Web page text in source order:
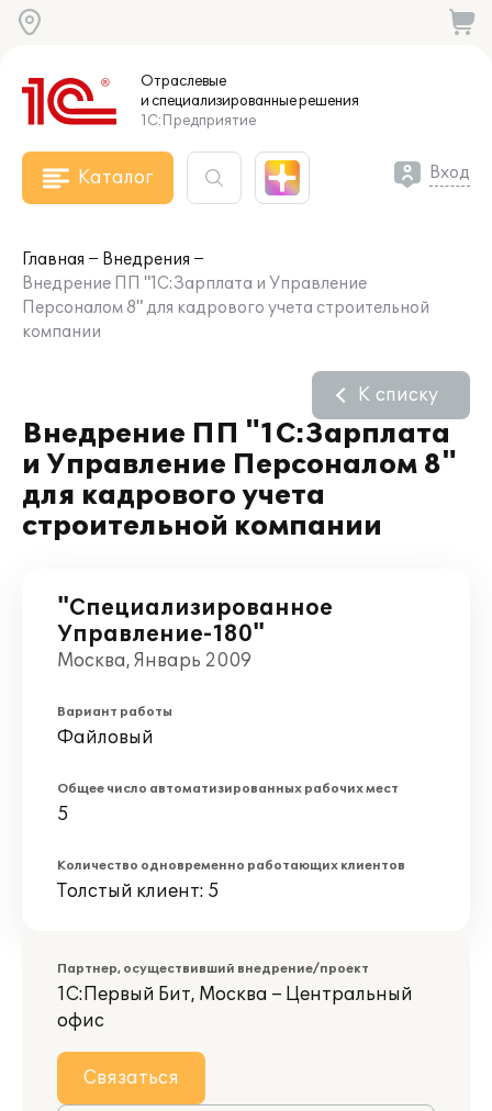
Отраслевые
и специализированныерешения
1С:Предприятие
Каталог Вход
Главная
Внедрения
Внедрение ПП "1С:Зарплата и Управление
Персоналом 8" для кадрового учета строительной
компании
Внедрение ПП "1С:Зарплата
и Управление Персоналом 8"
для кадрового учета
строительной компании
К списку
"Специализированное
Управление-180"
Москва, Январь 2009
Вариант работы
Файловый
Общее число автоматизированных рабочих мест
5
Количество одновременно работающих клиентов
Толстый клиент: 5
Партнер, осуществивший внедрение/проект
1С:Первый Бит, Москва – Центральный
офис
Связаться